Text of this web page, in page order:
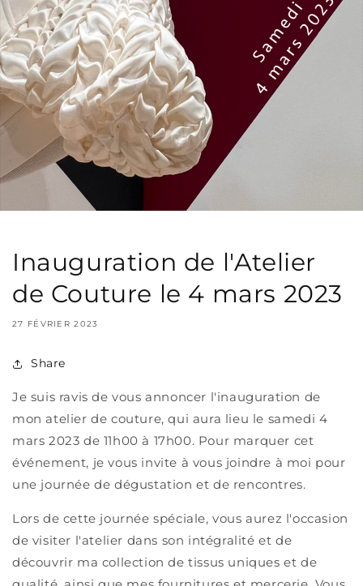
Inauguration de l'Atelier
de Couture le 4 mars 2023
27 FÉVRIER 2023
Share
Je suis ravis de vous annoncer l'inauguration de
mon atelier de couture, qui aura lieu le samedi 4
mars 2023 de 11h00 à 17h00. Pour marquer cet
événement, je vous invite à vous joindre à moi pour
une journée de dégustation et de rencontres.
Lors de cette journée spéciale, vous aurez l'occasion
de visiter l'atelier dans son intégralité et de
découvrir ma collection de tissus uniques et de